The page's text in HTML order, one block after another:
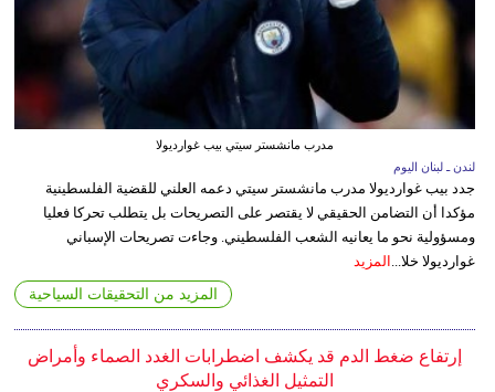
مدرب مانشستر سيتي بيب غوارديولا
لندن ـ لبنان اليوم
جدد بيب غوارديولا مدرب مانشستر سيتي دعمه العلني للقضية الفلسطينية
مؤكدا أن التضامن الحقيقي لا يقتصر على التصريحات بل يتطلب تحركا فعليا
ومسؤولية نحو ما يعانيه الشعب الفلسطيني. وجاءت تصريحات الإسباني
غوارديولا خلا... المزيد
المزيد من التحقيقات السياحية
إرتفاع ضغط الدم قد يكشف اضطرابات الغدد الصماء وأمراض
التمثيل الغذائي والسكري